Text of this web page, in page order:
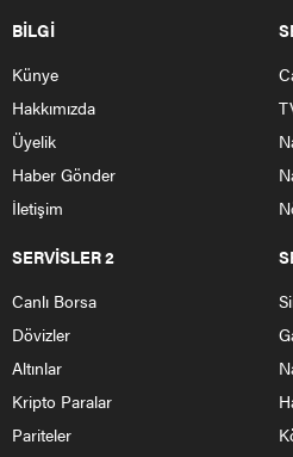
BİLGİ
Künye
Hakkımızda
Üyelik
Haber Gönder
İletişim
SERVİSLER 2
Canlı Borsa
Dövizler
Altınlar
Kripto Paralar
Pariteler